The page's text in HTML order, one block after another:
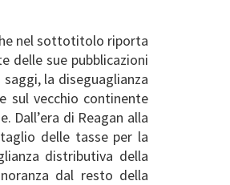
nel sottotitolo riporta
delle sue pubblicazioni
la diseguaglianza
sul vecchio continente
Dall’era di Reagan alla
delle tasse per la
distributiva della
dal resto della